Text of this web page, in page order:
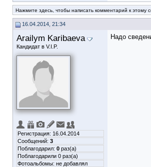
Нажмите здесь, чтобы написать комментарий к этому
16.04.2014, 21:34
Arailym Karibaeva
Кандидат в V.I.P.
Регистрация: 16.04.2014
Сообщений: 3
Поблагодарил: 0 раз(а)
Поблагодарили 0 раз(а)
Фотоальбомы: не добавлял
Надо